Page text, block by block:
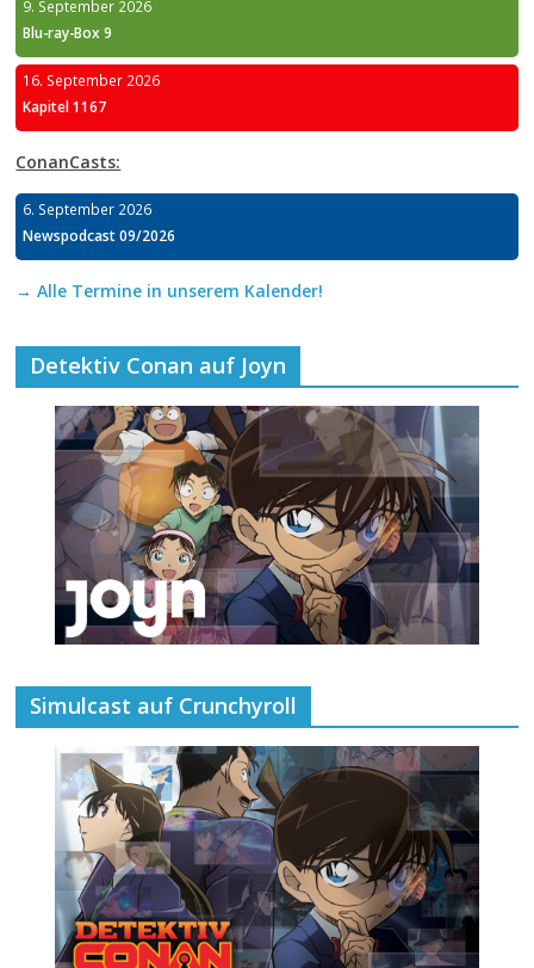
9. September 2026
Blu-ray-Box 9
16. September 2026
Kapitel 1167
ConanCasts:
6. September 2026
Newspodcast 09/2026
→ Alle Termine in unserem Kalender!
Detektiv Conan auf Joyn
Simulcast auf Crunchyroll